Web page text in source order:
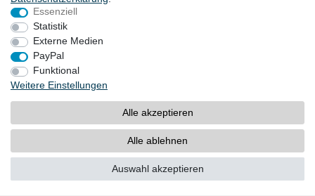
Deutschland
Telefon: +49 (0) 211 24 50 00 129
von Montag bis Freitag 10:00-16:00 Uhr (MEZ)
E-mail:info@goebel-shop.com
www.goebel-group.com
ZAHLUNGSARTEN
Essenziell
Statistik
Externe Medien
PayPal
Funktional
Weitere Einstellungen
Alle akzeptieren
Alle ablehnen
Auswahl akzeptieren